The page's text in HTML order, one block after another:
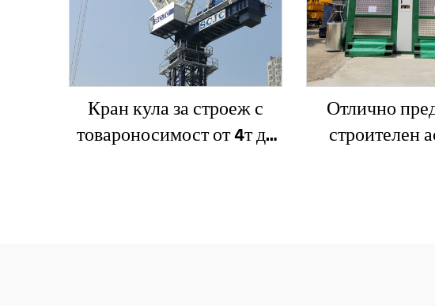
Кран кула за строеж с
товароносимост от 4т до
Отлично
строителен